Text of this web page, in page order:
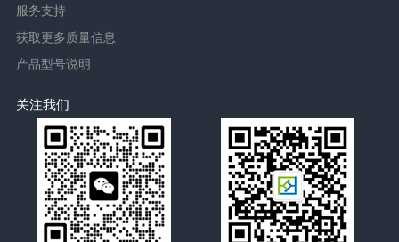
服务支持
获取更多质量信息
产品型号说明
关注我们